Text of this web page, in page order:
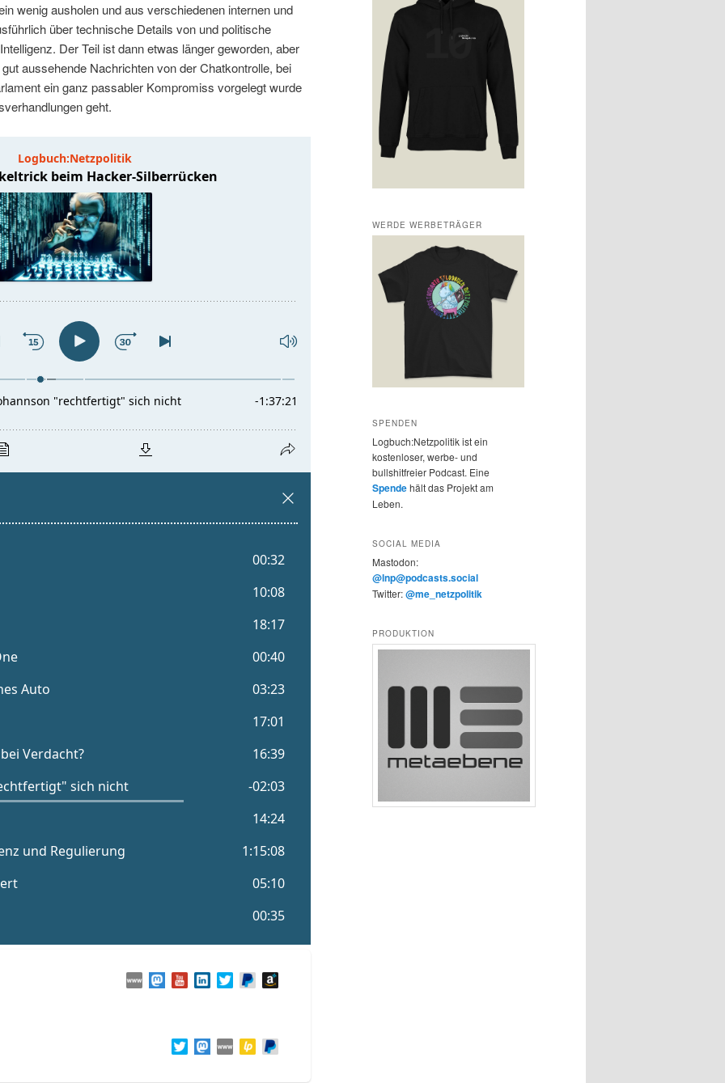
wenig ausholen und aus verschiedenen internen und
über technische Details von und politische
Der Teil ist dann etwas länger geworden, aber
aussehende Nachrichten von der Chatkontrolle, bei
ein ganz passabler Kompromiss vorgelegt wurde
geht.
WERDE WERBETRÄGER
SPENDEN
Logbuch:Netzpolitik ist ein
kostenloser, werbe- und
bullshitfreier Podcast. Eine
Spendehält das Projekt am
Leben.
SOCIAL MEDIA
Mastodon:
@lnp@podcasts.social
Twitter:@me_netzpolitik
PRODUKTION